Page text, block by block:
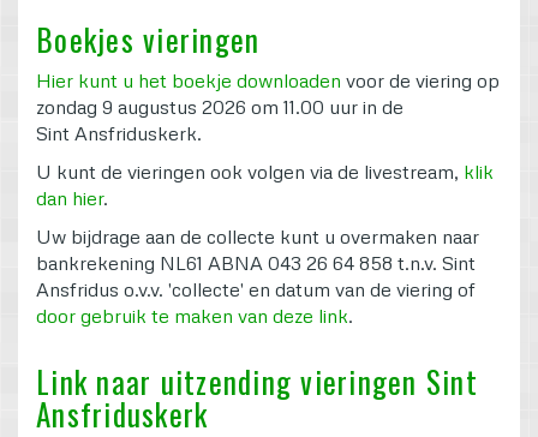
Boekjes vieringen
Hier kunt u het boekje downloaden voor de viering op
zondag 9 augustus 2026 om 11.00 uur in de
Sint Ansfriduskerk.
U kunt de vieringen ook volgen via de livestream, klik
dan hier.
Uw bijdrage aan de collecte kunt u overmaken naar
bankrekening NL61 ABNA 043 26 64 858 t.n.v. Sint
Ansfridus o.v.v. 'collecte' en datum van de viering of
door gebruik te maken van deze link.
Link naar uitzending vieringen Sint
Ansfriduskerk